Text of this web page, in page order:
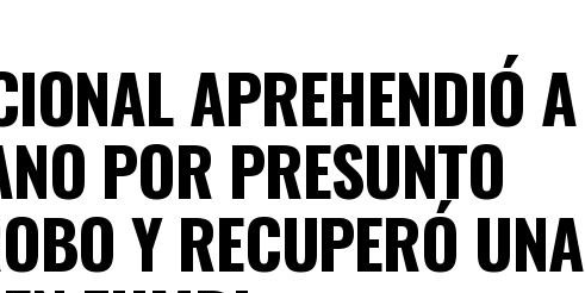
APREHENDIÓ A
POR PRESUNTO
Y RECUPERÓ UNA